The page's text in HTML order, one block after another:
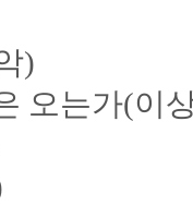
)
오는가(이